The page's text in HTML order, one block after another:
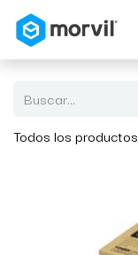
Todos los productos